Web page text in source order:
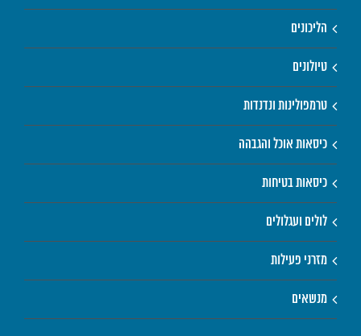
הליכונים
טיולונים
טרמפולינות ונדנדות
כיסאות אוכל והגבהה
כיסאות בטיחות
לולים ועגלולים
מזרני פעילות
מנשאים